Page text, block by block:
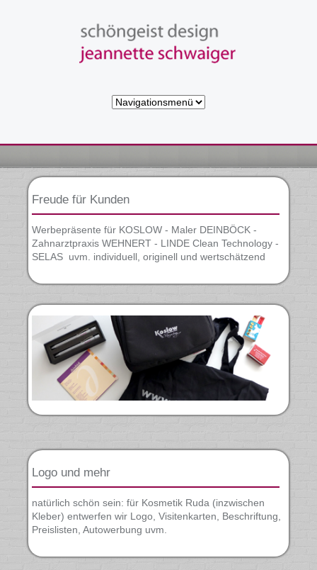
Zielseite
Freude für Kunden
Werbepräsente für KOSLOW - Maler DEINBÖCK -
Zahnarztpraxis WEHNERT - LINDE Clean Technology -
SELAS uvm. individuell, originell und wertschätzend
Logo und mehr
natürlich schön sein: für Kosmetik Ruda (inzwischen
Kleber) entwerfen wir Logo, Visitenkarten, Beschriftung,
Preislisten, Autowerbung uvm.